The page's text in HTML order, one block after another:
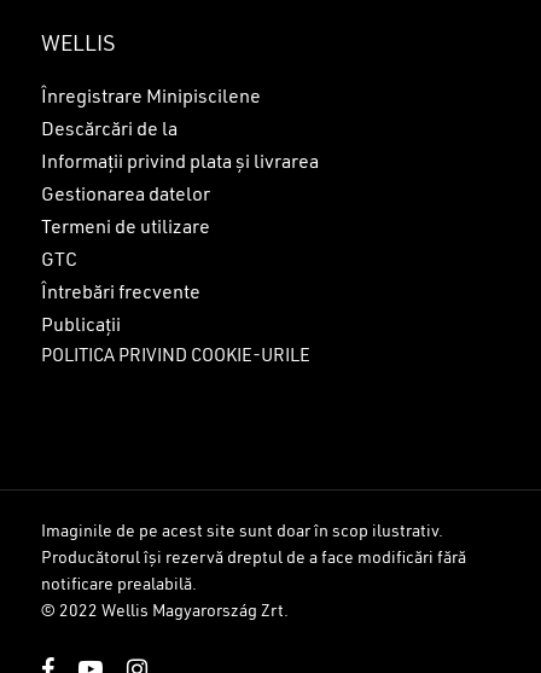
Sub-total:
WELLIS
Înregistrare Minipiscilene
Descărcări de la
Informații privind plata și livrarea
Gestionarea datelor
Termeni de utilizare
GTC
Întrebări frecvente
Publicații
POLITICA PRIVIND COOKIE-URILE
Imaginile de pe acest site sunt doar în scop ilustrativ.
Producătorul își rezervă dreptul de a face modificări fără
notificare prealabilă.
© 2022 Wellis Magyarország Zrt.
facebookyoutubeinstagram